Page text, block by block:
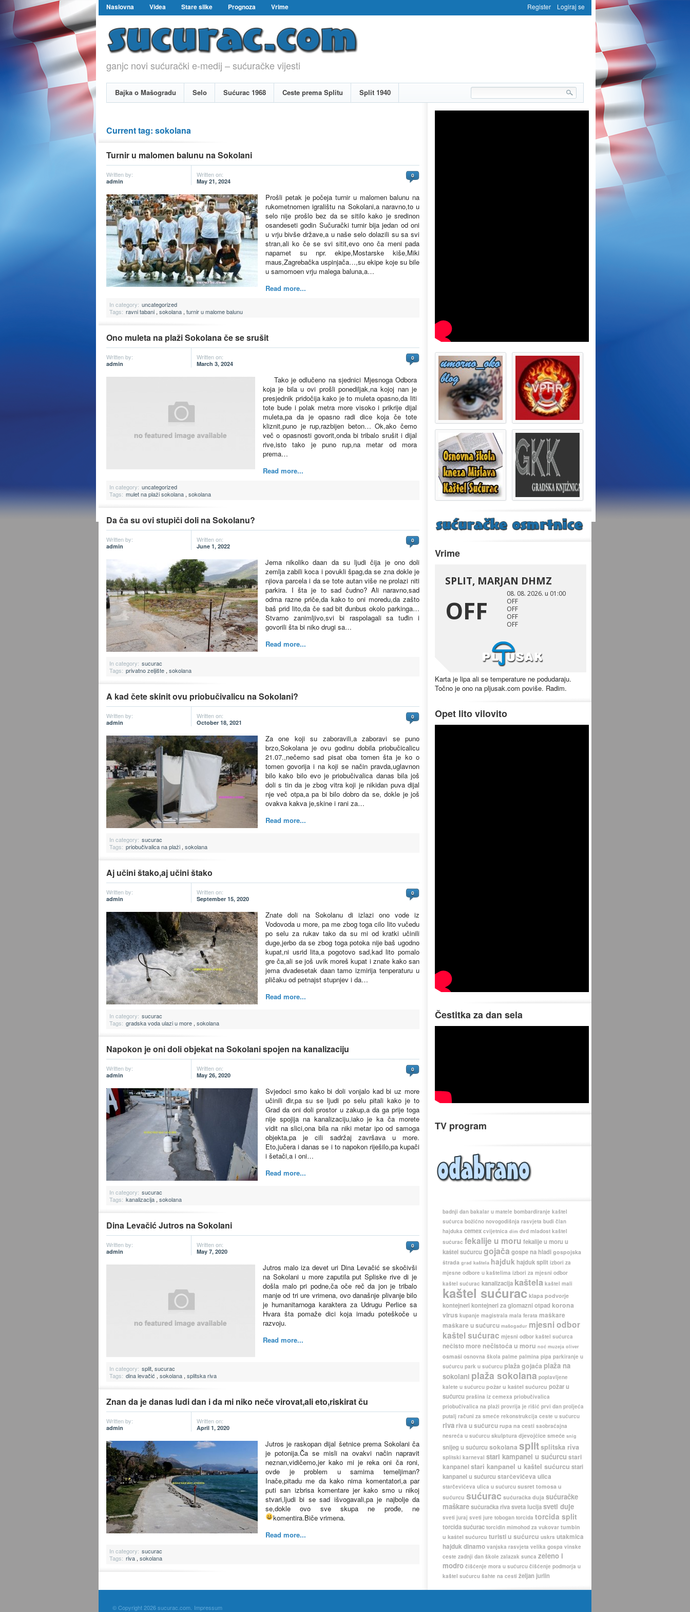
Naslovna Videa Stare slike Prognoza Vrime Register Logiraj se
ganjc novi sućurački e-medij – sućuračke vijesti
Bajka o Mašogradu Selo Sućurac 1968 Ceste prema Splitu Split 1940
Current tag: sokolana
Turnir u malomen balunu na Sokolani
Written by:
admin
Written on:
May 21, 2024
0
Prošli petak je počeja turnir u malomen balunu na
rukometnomen igralištu na Sokolani,a naravno,to u
selo nije prošlo bez da se sitilo kako je sredinon
osandeseti godin Sučurački turnir bija jedan od oni
u vrju bivše države,a u naše selo dolazili su sa svi
stran,ali ko če se svi sitit,evo ono ča meni pada
napamet su npr. ekipe,Mostarske kiše,Miki
maus,Zagrebačka uspinjača…,su ekipe koje su bile
u samomoen vrju malega baluna,a…
Read more...
In category: uncategorized
Tags: ravni tabani , sokolana , turnir u malome balunu
Ono muleta na plaži Sokolana če se srušit
Written by:
admin
Written on:
March 3, 2024
0
Tako je odlučeno na sjednici Mjesnoga Odbora
koja je bila u ovi prošli ponediljak,na kojoj nan je
presjednik pridočija kako je to muleta opasno,da liti
tote bude i polak metra more visoko i prikrije dijal
muleta,pa da je opasno radi dice koja če tote
kliznit,puno je rup,razbijen beton… Ok,ako čemo
več o opasnosti govorit,onda bi tribalo srušit i dijal
rive,isto tako je puno rup,na metar od mora
prema…
Read more...
In category: uncategorized
Tags: mulet na plaži sokolana , sokolana
Da ča su ovi stupiči doli na Sokolanu?
Written by:
admin
Written on:
June 1, 2022
0
Jema nikoliko daan da su ljudi čija je ono doli
zemlja zabili koca i povukli špag,da se zna dokle je
njiova parcela i da se tote autan više ne prolazi niti
parkira. I šta je to sad čudno? Ali naravno,sad
odma razne priče,da kako to oni moredu,da zašto
baš prid lito,da če sad bit đunbus okolo parkinga…
Stvarno zanimljivo,svi bi raspolagali sa tuđin i
govorili šta bi niko drugi sa…
Read more...
In category: sucurac
Tags: privatno zeljište , sokolana
A kad čete skinit ovu priobučivalicu na Sokolani?
Written by:
admin
Written on:
October 18, 2021
0
Za one koji su zaboravili,a zaboravi se puno
brzo,Sokolana je ovu godinu dobila priobučicalicu
21.07.,nečemo sad pisat oba tomen šta je ko o
tomen govorija i na koji se način pravda,uglavnon
bilo kako bilo evo je priobučivalica danas bila još
doli s tin da je zbog vitra koji je nikidan puva dijal
nje več otpa,a pa bi bilo dobro da se, dokle je još
ovakva kakva je,skine i rani za…
Read more...
In category: sucurac
Tags: priobučivalica na plaži , sokolana
Aj učini štako,aj učini štako
Written by:
admin
Written on:
September 15, 2020
0
Znate doli na Sokolanu di izlazi ono vode iz
Vodovoda u more, pa me zbog toga cilo lito vučedu
po selu za rukav tako da su mi od kratki učinili
duge,jerbo da se zbog toga potoka nije baš ugodno
kupat,ni usrid lita,a pogotovo sad,kad lito pomalo
gre ča,ali se još uvik moreš kupat i znate kako san
jema dvadesetak daan tamo izmirija tenperaturu u
pličaku od petnajst stupnjev i da…
Read more...
In category: sucurac
Tags: gradska voda ulazi u more , sokolana
Napokon je oni doli objekat na Sokolani spojen na kanalizaciju
Written by:
admin
Written on:
May 26, 2020
0
Svjedoci smo kako bi doli vonjalo kad bi uz more
učinili đir,pa su se ljudi po selu pitali kako je to
Grad da oni doli prostor u zakup,a da ga prije toga
nije spojija na kanalizaciju,iako je ka ča morete
vidit na slici,ona bila na niki metar ipo od samoga
objekta,pa je cili sadržaj završava u more.
Eto,jučera i danas se i to napokon riješilo,pa kupači
i šetači,a i oni…
Read more...
In category: sucurac
Tags: kanalizacija , sokolana
Dina Levačić Jutros na Sokolani
Written by:
admin
Written on:
May 7, 2020
0
Jutros malo iza devet uri Dina Levačić se skočivši
na Sokolani u more zaputila put Spliske rive di je
došla malo pri podne,ča oče reč da jon je tribalo
manje od tri ure vrimena, ovo današnje plivanje bilo
je humanitarnoga karaktera za Udrugu Perlice sa
Hvara šta pomaže dici koja imadu poteškoče u
razvoju.
Read more...
In category: split, sucurac
Tags: dina levačić , sokolana , splitska riva
Znan da je danas ludi dan i da mi niko neče virovat,ali eto,riskirat ču
Written by:
admin
Written on:
April 1, 2020
0
Jutros je raskopan dijal šetnice prema Sokolani ča
je potonija.Ča se misli na ovakvi način napravit
neznan,vidičemo,jer kako mi je reka oni ča roni,
ovde je problem u samima temeljiman?
Inače,pitadu me da kako nima komentatori,a par
puti san izbrisa komentare jer kako smo u nikoj
stvari,ljudi bi se sad išvogavali,pa je najbolje da
se,dokle ovo sve skupa ne prođe, ne
komentira.Biče vrimena.
Read more...
In category: sucurac
Tags: riva , sokolana
Vrime
Karta je lipa ali se temperature ne podudaraju.
Točno je ono na pljusak.com poviše. Radim.
Opet lito vilovito
Čestitka za dan sela
TV program
badnji dan bakalar u matele bombardiranje kaštel
sućurca božićno novogodišnja rasvjeta budi član
hajduka cemex cvijetnica dim dvd mladost kaštel
sućurac fekalije u moru fekalije u moru u
kaštel sućurcu gojača gospe na hladi gospojska
štrada grad kaštela hajduk hajduk split izbori za
mjesne odbore u kaštelima izbori za mjesni odbor
kaštel sućurac kanalizacija kaštela kaštel mali
kaštel sućurac klapa podvorje
kontejnerikontejneri za glomazni otpad korona
virus kupanje magistrala mala ferata maškare
maškare u sućurcu mašogadur mjesni odbor
kaštel sućurac mjesni odbor kaštel sućurca
nečisto more nečistoća u moru noć muzeja oliver
osmaši osnovna škola palme palmina pipa parkiranje u
sućurcu park u sućurcu plaža gojaća plaža na
sokolani plaža sokolana poplavljene
kalete u sućurcu požar u kaštel sućurcu požar u
sućurcu prašina iz cemexa priobučivalica
priobučivalica na plaži provrija je rišić prvi dan proljeća
putalj računi za smeće rekonstrukcija ceste u sućurcu
riva riva u sućurcu rupa na cesti saobraćajna
nesreća u sućurcu skulptura djevojčice smeće snig
snijeg u sućurcu sokolana splitsplitska riva
splitski karneval stari kampanel u sućurcu stari
kanpanelstari kanpanel u kaštel sućurcu stari
kanpanel u sućurcu starčevićeva ulica
starčevićeva ulica u sućurcu susret tomosa u
sućurcu sućurac sućuračka duja sućuračke
maškaresučuraćka rivasveta lucijasveti duje
sveti juraj sveti jure tobogan torcida torcida split
torcida sućurac torcidin mimohod za vukovar tumbin
u kaštel sućurcu turisti u sućurcu uskrs utakmica
hajduk dinamo vanjska rasvjeta velika gospa vinske
ceste zadnji dan škole zalazak sunca zeleno i
modro čišćenje mora u sućurcu čišćenje podmorja u
kaštel sućurcu šahte na cesti željan jurlin
© Copyright 2026 sucurac.com. Impressum